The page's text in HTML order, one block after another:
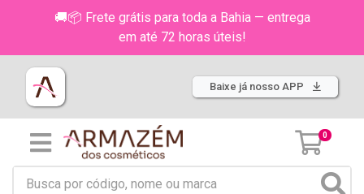
🚚📦 Frete grátis para toda a Bahia — entrega
em até 72 horas úteis!
Baixe já nosso APP
0